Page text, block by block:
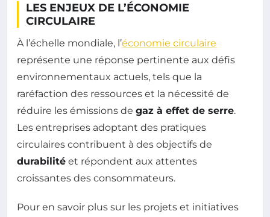
LES ENJEUX DE L’ÉCONOMIE
CIRCULAIRE
À l’échelle mondiale, l’économie circulaire
représente une réponse pertinente aux défis
environnementaux actuels, tels que la
raréfaction des ressources et la nécessité de
réduire les émissions de gaz à effet de serre.
Les entreprises adoptant des pratiques
circulaires contribuent à des objectifs de
durabilité et répondent aux attentes
croissantes des consommateurs.
Pour en savoir plus sur les projets et initiatives